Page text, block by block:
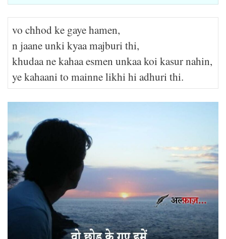
vo chhod ke gaye hamen,
n jaane unki kyaa majburi thi,
khudaa ne kahaa esmen unkaa koi kasur nahin,
ye kahaani to mainne likhi hi adhuri thi.